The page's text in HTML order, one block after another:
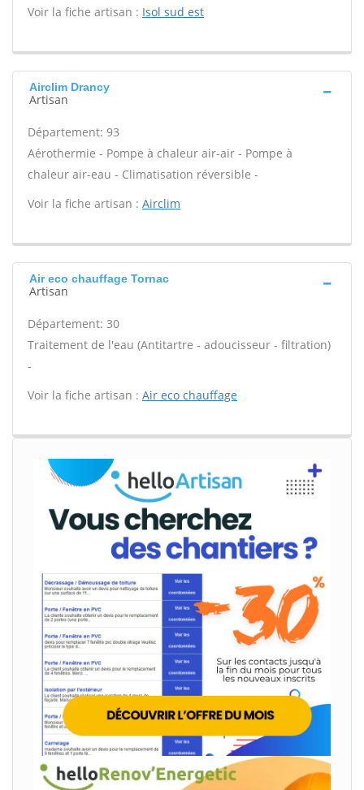
Voir la fiche artisan : Isol sud est
Airclim Drancy
Artisan
Département: 93
Aérothermie - Pompe à chaleur air-air - Pompe à
chaleur air-eau - Climatisation réversible -
Voir la fiche artisan : Airclim
Air eco chauffage Tornac
Artisan
Département: 30
Traitement de l'eau (Antitartre - adoucisseur - filtration)
-
Voir la fiche artisan : Air eco chauffage